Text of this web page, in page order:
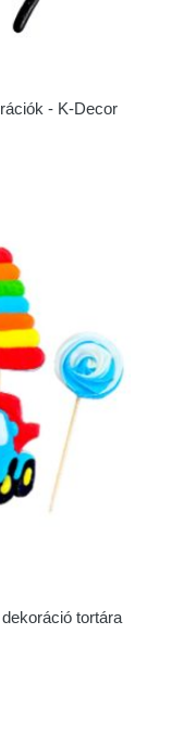
- K-Decor
tortára